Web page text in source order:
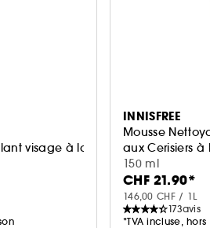
visage à la cerise de la Barbade
INNISFREE
Mousse
aux Cerisiers à
Nettoyant Éclat
150 ml
CHF 21.90*
146,00 CHF / 1L
173avis
*TVA incluse,